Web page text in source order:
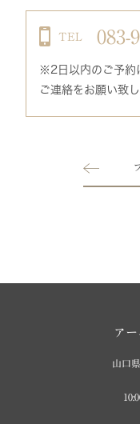
TEL 083-
※2日以内のご予約
ご連絡をお願い致し
ア
山口